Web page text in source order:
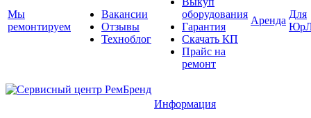
Мы
ремонтируем
Вакансии
Отзывы
Техноблог
оборудования
Гарантия
Скачать КП
Прайс на
ремонт
Аренда
Для
Информация